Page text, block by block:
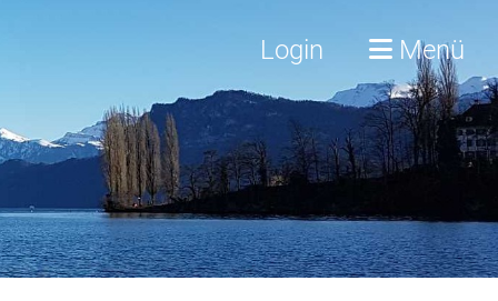
Login Menü